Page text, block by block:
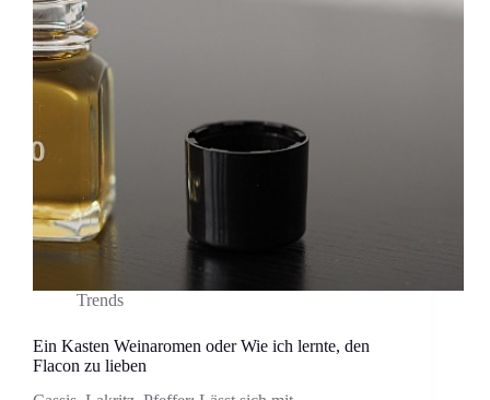
Trends
Ein Kasten Weinaromen oder Wie ich lernte, den
Flacon zu lieben